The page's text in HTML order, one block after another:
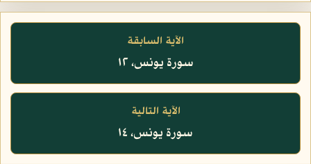
الآية السابقة
سورة يونس، ١٢
الآية التالية
سورة يونس، ١٤